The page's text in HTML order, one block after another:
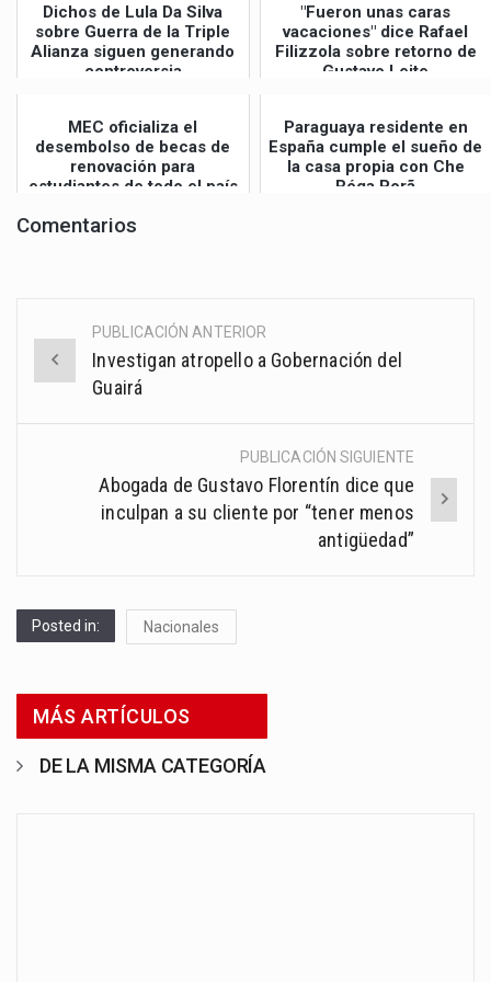
Dichos de Lula Da Silva
sobre Guerra de la Triple
Alianza siguen generando
controversia
"Fueron unas caras
vacaciones" dice Rafael
Filizzola sobre retorno de
Gustavo Leite
MEC oficializa el
desembolso de becas de
renovación para
estudiantes de todo el país
Paraguaya residente en
España cumple el sueño de
la casa propia con Che
Róga Porã
Comentarios
Post
navigation
PUBLICACIÓN ANTERIOR
Investigan atropello a Gobernación del
Guairá
PUBLICACIÓN SIGUIENTE
Abogada de Gustavo Florentín dice que
inculpan a su cliente por “tener menos
antigüedad”
Posted in: Nacionales
MÁS ARTÍCULOS
DE LA MISMA CATEGORÍA